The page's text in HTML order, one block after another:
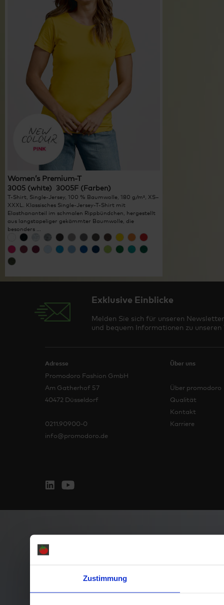
Zustimmung
Women’s Premium-T
3005 (white) 3005F (Farben)
T-Shirt, Single-Jersey, 100 % Baumwolle, 180 g/m², XS–
XXXL. Klassisches Single-Jersey-T-Shirt mit
Elasthananteil im schmalen Rippbündchen, hergestellt
aus langstapeliger gekämmter Baumwolle, die
besonders ...
Exklusive Einblicke
Melden Sie sich für unseren
und bequem Informationen zu
Adresse
Promodoro Fashion GmbH
Am Gatherhof 57
40472 Düsseldorf
0211.90900-0
info@promodoro.de
Über uns
Über promodoro
Qualität
Kontakt
Karriere